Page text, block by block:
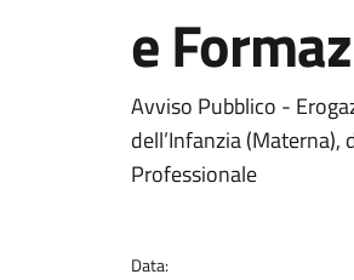
e
Dettagli
Avviso Pubblico -
dell’Infanzia
Professionale
Data: